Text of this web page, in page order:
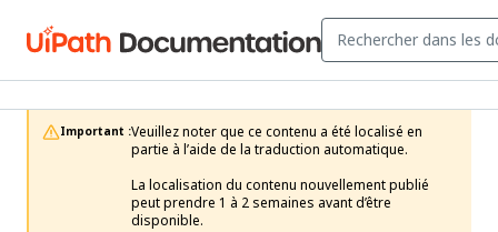
Important :Veuillez noter que ce contenu a été localisé en
partie à l’aide de la traduction automatique.
La localisation du contenu nouvellement publié
peut prendre 1 à 2 semaines avant d’être
disponible.